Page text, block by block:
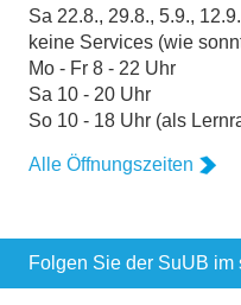
Sa 22.8., 29.8., 5.9.,
keine Services (wie
Mo - Fr 8 - 22 Uhr
Sa 10 - 20 Uhr
So 10 - 18 Uhr (als
Alle Öffnungszeiten
Folgen Sie der SuUB im